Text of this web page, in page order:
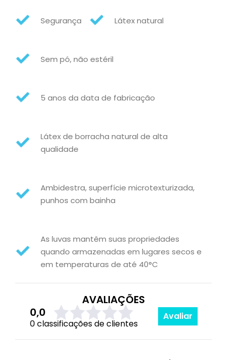
Segurança Látex natural
Sem pó, não estéril
5 anos da data de fabricação
Látex de borracha natural de alta
qualidade
Ambidestra, superfície microtexturizada,
punhos com bainha
As luvas mantêm suas propriedades
quando armazenadas em lugares secos e
em temperaturas de até 40°C
AVALIAÇÕES
0,0
0 classificações de clientes
Avaliar